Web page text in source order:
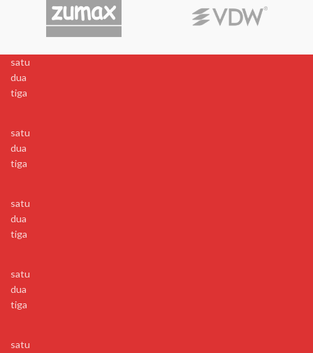
satu
dua
tiga
satu
dua
tiga
satu
dua
tiga
satu
dua
tiga
satu